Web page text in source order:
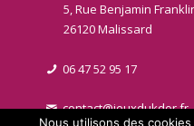
5, Rue Benjamin
26120 Malissard
06 47 52 95 17
contact@jeuxdukdor.fr
Nous utilisons des